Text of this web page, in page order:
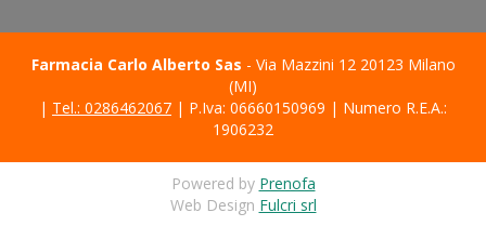
Farmacia Carlo Alberto Sas - Via Mazzini 12 20123 Milano
(MI)
| Tel.: 0286462067 | P.Iva: 06660150969 | Numero R.E.A.:
1906232
Powered by Prenofa
Web Design Fulcri srl